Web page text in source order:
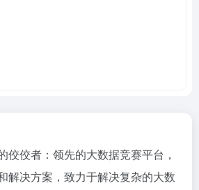
佼佼者：领先的大数据竞赛平台，
解决方案，致力于解决复杂的大数